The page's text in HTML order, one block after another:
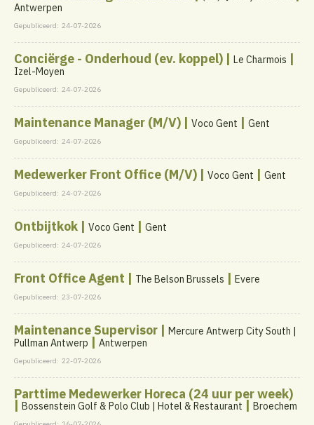
Antwerpen
Gepubliceerd: 24-07-2026
Conciërge - Onderhoud (ev. koppel) | Le Charmois |
Izel-Moyen
Gepubliceerd: 24-07-2026
Maintenance Manager (M/V) | Voco Gent | Gent
Gepubliceerd: 24-07-2026
Medewerker Front Office (M/V) | Voco Gent | Gent
Gepubliceerd: 24-07-2026
Ontbijtkok | Voco Gent | Gent
Gepubliceerd: 24-07-2026
Front Office Agent | The Belson Brussels | Evere
Gepubliceerd: 23-07-2026
Maintenance Supervisor | Mercure Antwerp City South |
Pullman Antwerp | Antwerpen
Gepubliceerd: 22-07-2026
Parttime Medewerker Horeca (24 uur per week)
| Bossenstein Golf & Polo Club | Hotel & Restaurant | Broechem